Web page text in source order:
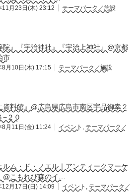
11月23日(木) 23:12 テーマパーク／施設
院』『宇治神社』『宇治上神社』@京都
市
8月10日(木) 17:15 テーマパーク／施設
資料館』@広島県広島市南区宇品御幸２
−２０
8月11日(金) 11:24 イベント , テーマパーク／
ルム・ド・ノエル｜アンティークマーケ
@こもれび森のイ…
12月17日(日) 14:09 イベント , テーマパーク／